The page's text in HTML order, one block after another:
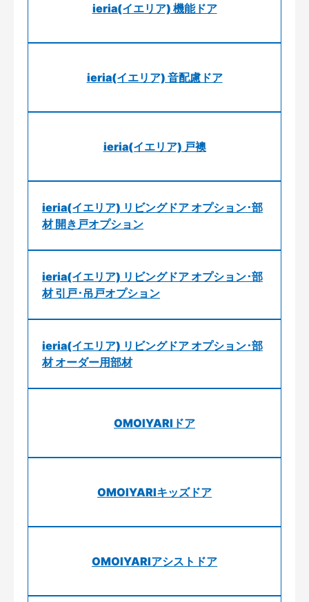
ieria(イエリア) 機能ドア
ieria(イエリア) 音配慮ドア
ieria(イエリア) 戸襖
ieria(イエリア) リビングドア オプション･部
材 開き戸オプション
ieria(イエリア) リビングドア オプション･部
材 引戸･吊戸オプション
ieria(イエリア) リビングドア オプション･部
材 オーダー用部材
OMOIYARIドア
OMOIYARIキッズドア
OMOIYARIアシストドア